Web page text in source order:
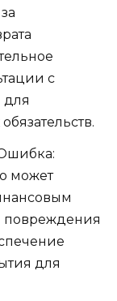
с
для
может
повреждения
для